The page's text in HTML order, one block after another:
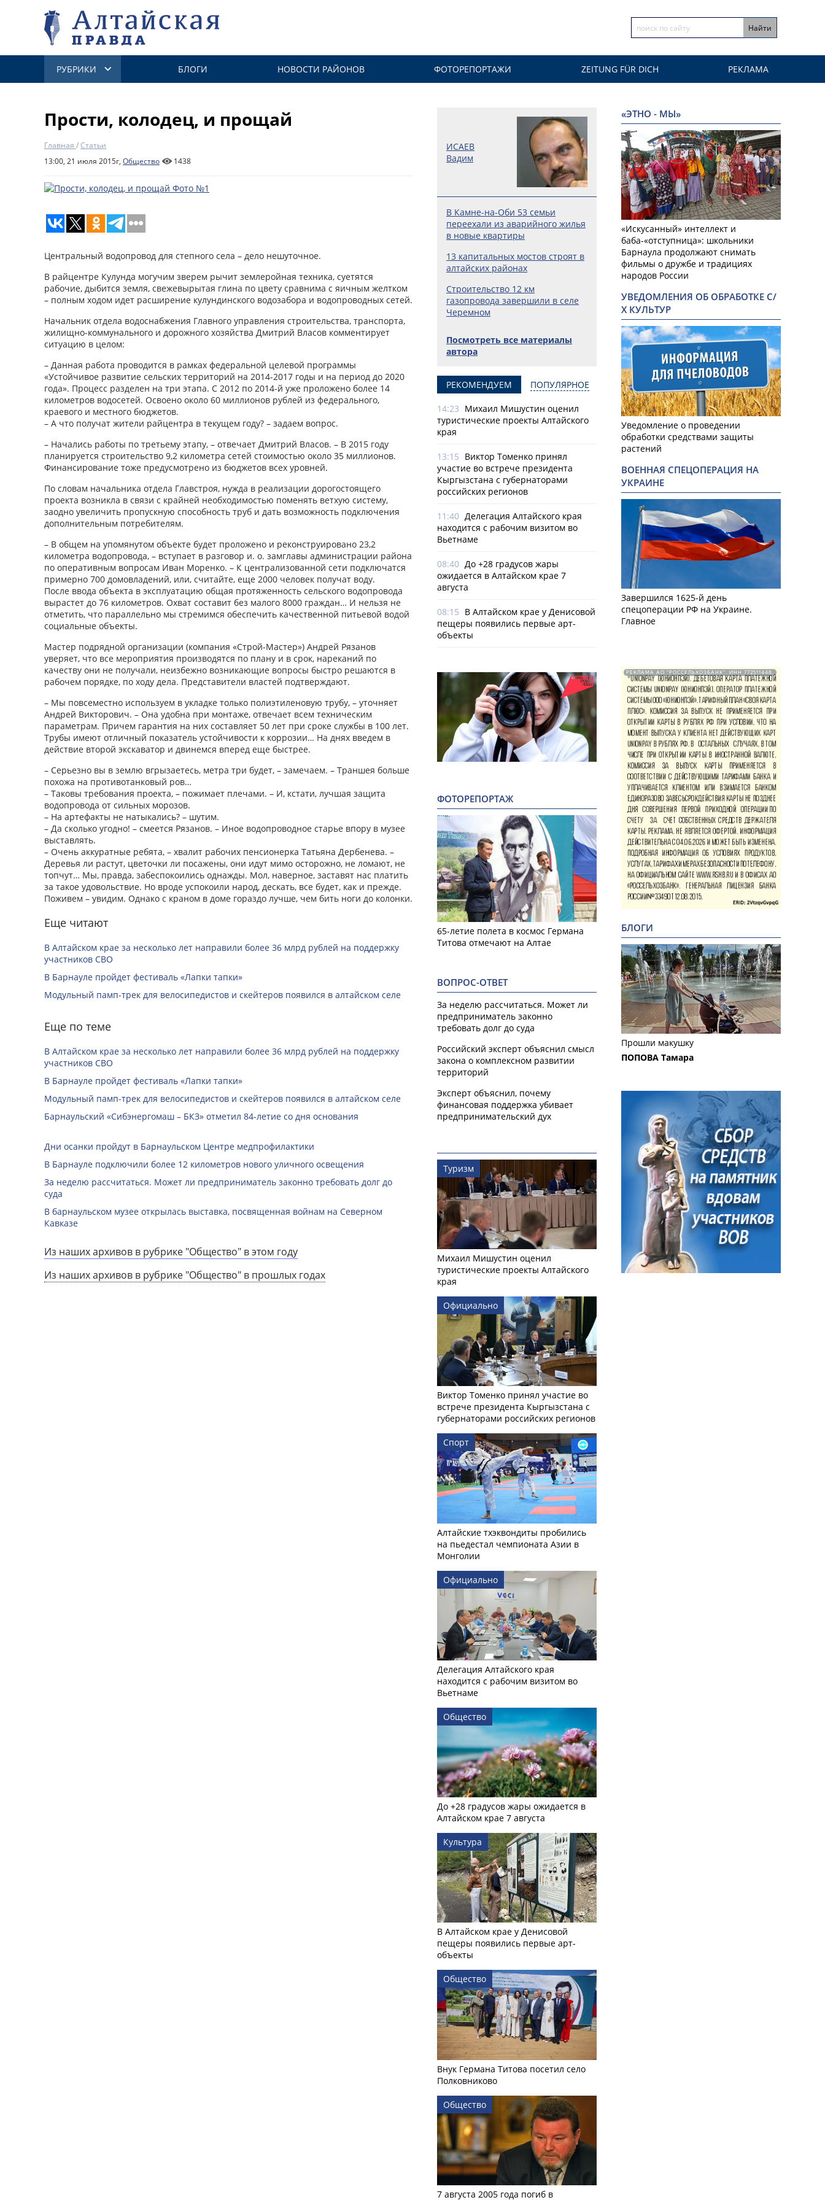
РУБРИКИ БЛОГИ НОВОСТИ РАЙОНОВ ФОТОРЕПОРТАЖИ ZEITUNG FÜR DICH РЕКЛАМА
Прости, колодец, и прощай
Главная /Статьи
13:00, 21 июля 2015г, Общество 1438
Центральный водопровод для степного села – дело нешуточное.
В райцентре Кулунда могучим зверем рычит землеройная техника, суетятся
рабочие, дыбится земля, свежевырытая глина по цвету сравнима с яичным желтком
– полным ходом идет расширение кулундинского водозабора и водопроводных сетей.
Начальник отдела водоснабжения Главного управления строительства, транспорта,
жилищно-коммунального и дорожного хозяйства Дмитрий Власов комментирует
ситуацию в целом:
– Данная работа проводится в рамках федеральной целевой программы
«Устойчивое развитие сельских территорий на 2014-2017 годы и на период до 2020
года». Процесс разделен на три этапа. С 2012 по 2014-й уже проложено более 14
километров водосетей. Освоено около 60 миллионов рублей из федерального,
краевого и местного бюджетов.
– А что получат жители райцентра в текущем году? – задаем вопрос.
– Начались работы по третьему этапу, – отвечает Дмитрий Власов. – В 2015 году
планируется строительство 9,2 километра сетей стоимостью около 35 миллионов.
Финансирование тоже предусмотрено из бюджетов всех уровней.
По словам начальника отдела Главстроя, нужда в реализации дорогостоящего
проекта возникла в связи с крайней необходимостью поменять ветхую систему,
заодно увеличить пропускную способность труб и дать возможность подключения
дополнительным потребителям.
– В общем на упомянутом объекте будет проложено и реконструировано 23,2
километра водопровода, – вступает в разговор и. о. замглавы администрации района
по оперативным вопросам Иван Моренко. – К централизованной сети подключатся
примерно 700 домовладений, или, считайте, еще 2000 человек получат воду.
После ввода объекта в эксплуатацию общая протяженность сельского водопровода
вырастет до 76 километров. Охват составит без малого 8000 граждан… И нельзя не
отметить, что параллельно мы стремимся обеспечить качественной питьевой водой
социальные объекты.
Мастер подрядной организации (компания «Строй-Мастер») Андрей Рязанов
уверяет, что все мероприятия производятся по плану и в срок, нареканий по
качеству они не получали, неизбежно возникающие вопросы быстро решаются в
рабочем порядке, по ходу дела. Представители властей подтверждают.
– Мы повсеместно используем в укладке только полиэтиленовую трубу, – уточняет
Андрей Викторович. – Она удобна при монтаже, отвечает всем техническим
параметрам. Причем гарантия на них составляет 50 лет при сроке службы в 100 лет.
Трубы имеют отличный показатель устойчивости к коррозии… На днях введем в
действие второй экскаватор и двинемся вперед еще быстрее.
– Серьезно вы в землю вгрызаетесь, метра три будет, – замечаем. – Траншея больше
похожа на противотанковый ров…
– Таковы требования проекта, – пожимает плечами. – И, кстати, лучшая защита
водопровода от сильных морозов.
– На артефакты не натыкались? – шутим.
– Да сколько угодно! – смеется Рязанов. – Иное водопроводное старье впору в музее
выставлять.
– Очень аккуратные ребята, – хвалит рабочих пенсионерка Татьяна Дербенева. –
Деревья ли растут, цветочки ли посажены, они идут мимо осторожно, не ломают, не
топчут… Мы, правда, забеспокоились однажды. Мол, наверное, заставят нас платить
за такое удовольствие. Но вроде успокоили народ, дескать, все будет, как и прежде.
Поживем – увидим. Однако с краном в доме гораздо лучше, чем бить ноги до колонки.
Еще читают
В Алтайском крае за несколько лет направили более 36 млрд рублей на поддержку
участников СВО
В Барнауле пройдет фестиваль «Лапки тапки»
Модульный памп-трек для велосипедистов и скейтеров появился в алтайском селе
Еще по теме
В Алтайском крае за несколько лет направили более 36 млрд рублей на поддержку
участников СВО
В Барнауле пройдет фестиваль «Лапки тапки»
Модульный памп-трек для велосипедистов и скейтеров появился в алтайском селе
Барнаульский «Сибэнергомаш – БКЗ» отметил 84-летие со дня основания
Дни осанки пройдут в Барнаульском Центре медпрофилактики
В Барнауле подключили более 12 километров нового уличного освещения
За неделю рассчитаться. Может ли предприниматель законно требовать долг до
суда
В барнаульском музее открылась выставка, посвященная войнам на Северном
Кавказе
Из наших архивов в рубрике "Общество" в этом году
Из наших архивов в рубрике "Общество" в прошлых годах
ИСАЕВ
Вадим
В Камне-на-Оби 53 семьи
переехали из аварийного жилья
в новые квартиры
13 капитальных мостов строят в
алтайских районах
Строительство 12 км
газопровода завершили в селе
Черемном
Посмотреть все материалы
автора
РЕКОМЕНДУЕМ ПОПУЛЯРНОЕ
14:23 Михаил Мишустин оценил
туристические проекты Алтайского
края
13:15 Виктор Томенко принял
участие во встрече президента
Кыргызстана с губернаторами
российских регионов
11:40 Делегация Алтайского края
находится с рабочим визитом во
Вьетнаме
08:40 До +28 градусов жары
ожидается в Алтайском крае 7
августа
08:15 В Алтайском крае у Денисовой
пещеры появились первые арт-
объекты
ФОТОРЕПОРТАЖ
65-летие полета в космос Германа
Титова отмечают на Алтае
ВОПРОС-ОТВЕТ
За неделю рассчитаться. Может ли
предприниматель законно
требовать долг до суда
Российский эксперт объяснил смысл
закона о комплексном развитии
территорий
Эксперт объяснил, почему
финансовая поддержка убивает
предпринимательский дух
Туризм
Михаил Мишустин оценил
туристические проекты Алтайского
края
Официально
Виктор Томенко принял участие во
встрече президента Кыргызстана с
губернаторами российских регионов
Спорт
Алтайские тхэквондиты пробились
на пьедестал чемпионата Азии в
Монголии
Официально
Делегация Алтайского края
находится с рабочим визитом во
Вьетнаме
Общество
До +28 градусов жары ожидается в
Алтайском крае 7 августа
Культура
В Алтайском крае у Денисовой
пещеры появились первые арт-
объекты
Общество
Внук Германа Титова посетил село
Полковниково
Общество
7 августа 2005 года погиб в
«ЭТНО - МЫ»
«Искусанный» интеллект и
баба-«отступница»: школьники
Барнаула продолжают снимать
фильмы о дружбе и традициях
народов России
УВЕДОМЛЕНИЯ ОБ ОБРАБОТКЕ С/
Х КУЛЬТУР
Уведомление о проведении
обработки средствами защиты
растений
ВОЕННАЯ СПЕЦОПЕРАЦИЯ НА
УКРАИНЕ
Завершился 1625-й день
спецоперации РФ на Украине.
Главное
РЕКЛАМА АО "РОССЕЛЬХОЗБАНК". ИНН 772511448.
БЛОГИ
Прошли макушку
ПОПОВА Тамара